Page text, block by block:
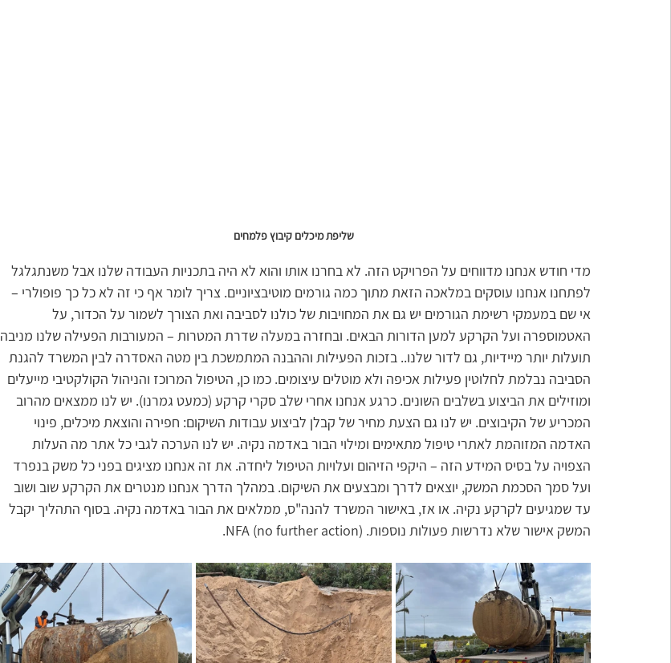
שליפת מיכלים קיבוץ פלמחים
מדי חודש אנחנו מדווחים על הפרויקט הזה. לא בחרנו אותו והוא לא היה בתכניות העבודה שלנו אבל משנתגלגל
לפתחנו אנחנו עוסקים במלאכה הזאת מתוך כמה גורמים מוטיבציוניים. צריך לומר אף כי זה לא כל כך פופולרי –
אי שם במעמקי רשימת הגורמים יש גם את המחויבות של כולנו לסביבה ואת הצורך לשמור על הכדור, על
האטמוספרה ועל הקרקע למען הדורות הבאים. ובחזרה במעלה שדרת המטרות – המעורבות הפעילה שלנו מניבה
תועלות יותר מיידיות, גם לדור שלנו.. בזכות הפעילות וההבנה המתמשכת בין מטה האסדרה לבין המשרד להגנת
הסביבה נבלמת לחלוטין פעילות אכיפה ולא מוטלים עיצומים. כמו כן, הטיפול המרוכז והניהול הקולקטיבי מייעלים
ומוזילים את הביצוע בשלבים השונים. כרגע אנחנו אחרי שלב סקרי קרקע (כמעט גמרנו). יש לנו ממצאים מהרוב
המכריע של הקיבוצים. יש לנו גם הצעת מחיר של קבלן לביצוע עבודות השיקום: חפירה והוצאת מיכלים, פינוי
האדמה המזוהמת לאתרי טיפול מתאימים ומילוי הבור באדמה נקיה. יש לנו הערכה לגבי כל אתר מה העלות
הצפויה על בסיס המידע הזה – היקפי הזיהום ועלויות הטיפול ליחדה. את זה אנחנו מציגים בפני כל משק בנפרד
ועל סמך הסכמת המשק, יוצאים לדרך ומבצעים את השיקום. במהלך הדרך אנחנו מנטרים את הקרקע שוב ושוב
עד שמגיעים לקרקע נקיה. או אז, באישור המשרד להנה"ס, ממלאים את הבור באדמה נקיה. בסוף התהליך יקבל
המשק אישור שלא נדרשות פעולות נוספות. NFA (no further action).